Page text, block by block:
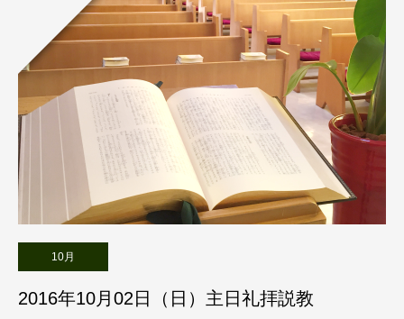
10月
2016年10月02日（日）主日礼拝説教